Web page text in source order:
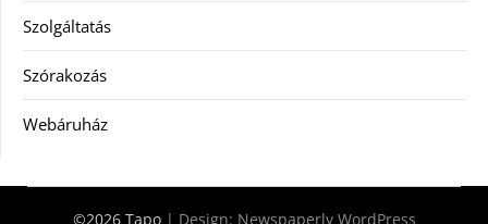
Szolgáltatás
Szórakozás
Webáruház
©2026 Tapo | Design: Newspaperly WordPress